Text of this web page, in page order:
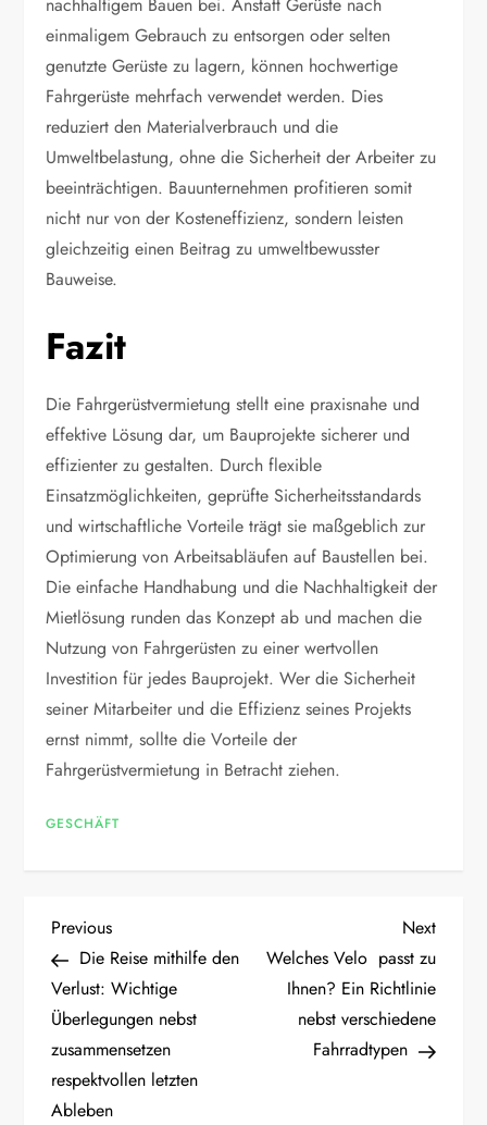
nachhaltigem Bauen bei. Anstatt Gerüste nach
einmaligem Gebrauch zu entsorgen oder selten
genutzte Gerüste zu lagern, können hochwertige
Fahrgerüste mehrfach verwendet werden. Dies
reduziert den Materialverbrauch und die
Umweltbelastung, ohne die Sicherheit der Arbeiter zu
beeinträchtigen. Bauunternehmen profitieren somit
nicht nur von der Kosteneffizienz, sondern leisten
gleichzeitig einen Beitrag zu umweltbewusster
Bauweise.
Fazit
Die Fahrgerüstvermietung stellt eine praxisnahe und
effektive Lösung dar, um Bauprojekte sicherer und
effizienter zu gestalten. Durch flexible
Einsatzmöglichkeiten, geprüfte Sicherheitsstandards
und wirtschaftliche Vorteile trägt sie maßgeblich zur
Optimierung von Arbeitsabläufen auf Baustellen bei.
Die einfache Handhabung und die Nachhaltigkeit der
Mietlösung runden das Konzept ab und machen die
Nutzung von Fahrgerüsten zu einer wertvollen
Investition für jedes Bauprojekt. Wer die Sicherheit
seiner Mitarbeiter und die Effizienz seines Projekts
ernst nimmt, sollte die Vorteile der
Fahrgerüstvermietung in Betracht ziehen.
GESCHÄFT
P
o
s
t
Previous
Post
Previous
Die Reise mithilfe den
Verlust: Wichtige
Überlegungen nebst
zusammensetzen
respektvollen letzten
Ableben
Next
Post
Next
Welches Velo passt zu
Ihnen? Ein Richtlinie
nebst verschiedene
Fahrradtypen